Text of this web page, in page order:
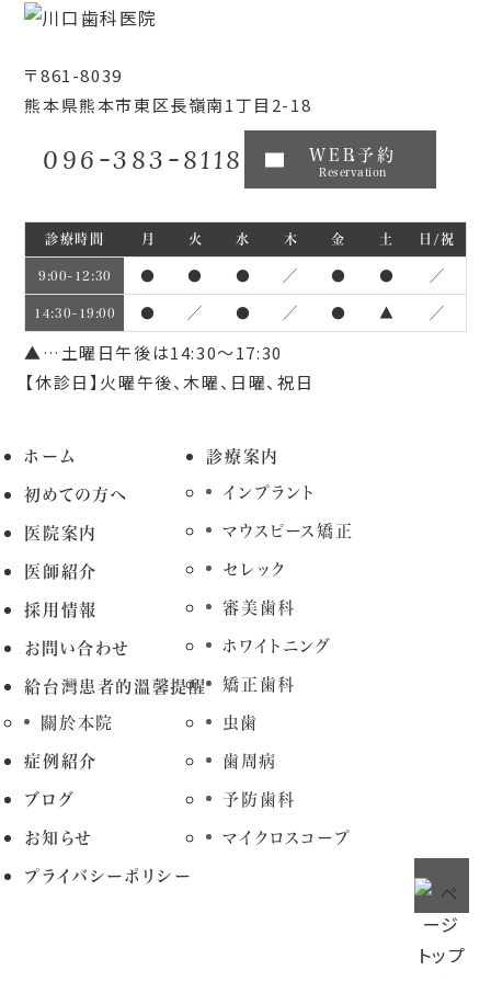
〒861-8039
熊本県熊本市東区長嶺南1丁目2-18
096-383-8118 WEB予約
Reservation
診療時間 月 火 水 木 金 土 日/祝
9:00~12:30 ● ● ● ／ ● ● ／
14:30~19:00 ● ／ ● ／ ● ▲ ／
▲…土曜日午後は14:30～17:30
【休診日】火曜午後、木曜、日曜、祝日
ホーム
初めての方へ
医院案内
医師紹介
採用情報
お問い合わせ
給台灣患者的溫馨提醒
關於本院
症例紹介
ブログ
お知らせ
プライバシーポリシー
診療案内
インプラント
マウスピース矯正
セレック
審美歯科
ホワイトニング
矯正歯科
虫歯
歯周病
予防歯科
マイクロスコープ